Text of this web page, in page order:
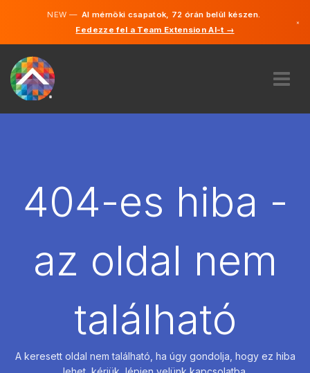
NEW —AI mérnöki csapatok, 72 órán belül készen.
Fedezze fel a Team Extension AI-t →
×
BÉREL
404-es hiba -
az oldal nem
található
A keresett oldal nem található, ha úgy gondolja, hogy ez hiba